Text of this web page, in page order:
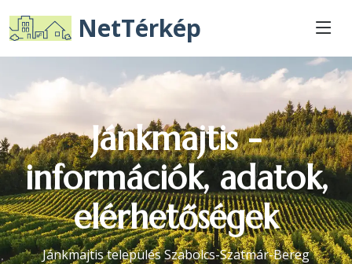
NetTérkép
Jánkmajtis -
információk, adatok,
elérhetőségek
Jánkmajtis település Szabolcs-Szatmár-Bereg